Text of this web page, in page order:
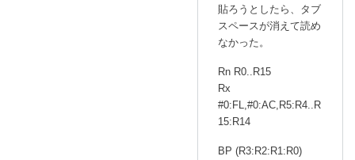
貼ろうとしたら、タブ
スペースが消えて読め
なかった。
Rn R0..R15
Rx
#0:FL,#0:AC,R5:R4..R
15:R14
BP (R3:R2:R1:R0)